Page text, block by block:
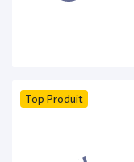
Top Produit